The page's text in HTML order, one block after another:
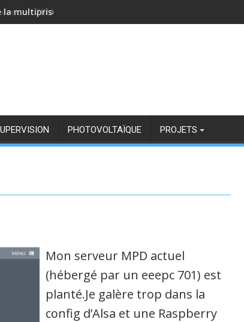
multiprise NOUS A11Z avec Zigbee2MQTT
PHOTOVOLTAÏQUE PROJETS
Mon serveur MPD actuel
(hébergé par un eeepc 701) est
planté.Je galère trop dans la
config d’Alsa et une Raspberry